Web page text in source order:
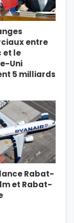
entre
et le
Uni
5 milliards
Rabat-
et Rabat-